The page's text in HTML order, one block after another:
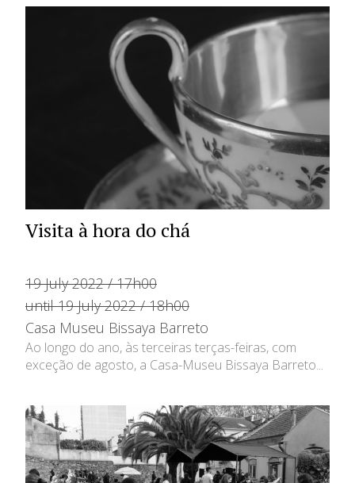
Visita à hora do chá
19 July 2022 / 17h00
until 19 July 2022 / 18h00
Casa Museu Bissaya Barreto
Ao longo do ano, às terceiras terças-feiras, com
exceção de agosto, a Casa-Museu Bissaya Barreto...